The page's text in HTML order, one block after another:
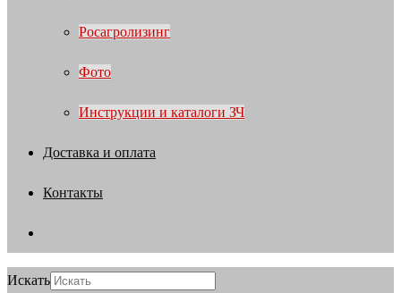
Росагролизинг
Фото
Инструкции и каталоги ЗЧ
Доставка и оплата
Контакты
Искать